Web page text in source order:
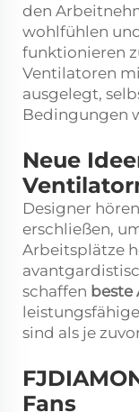
den
wohlfühlen
funktionieren
Ventilatoren
ausgelegt,
Bedingungen
Neue
Designer
erschließen,
Arbeitsplätze
schaffen beste
sind als je
Fans